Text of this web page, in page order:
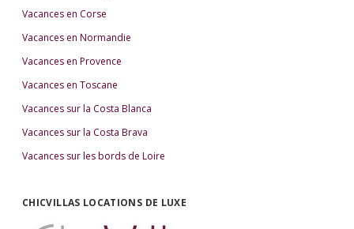
Vacances en Corse
Vacances en Normandie
Vacances en Provence
Vacances en Toscane
Vacances sur la Costa Blanca
Vacances sur la Costa Brava
Vacances sur les bords de Loire
CHICVILLAS LOCATIONS DE LUXE